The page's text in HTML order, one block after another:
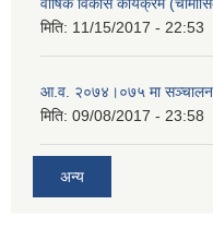
मिति: 11/15/2017 - 22:53
आ.व. २०७४।०७५ मा सञ्चालन
मिति: 09/08/2017 - 23:58
अन्य